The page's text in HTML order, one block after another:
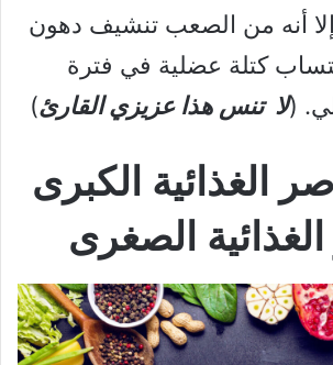
أنه من الصعب تنشيف دهون
كتلة عضلية في فترة
(لا تنس هذا عزيزي القارئ)
الغذائية الكبرى
الصغرى